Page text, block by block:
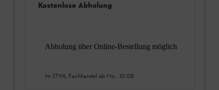
Kostenlose Abholung
Abholung über Online-Bestellung möglich
Im STIHL Fachhandel ab Mo., 10.08.